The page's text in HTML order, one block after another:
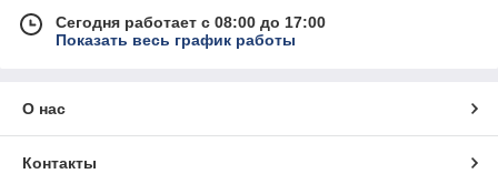
Сегодня работает с 08:00 до 17:00
Показать весь график работы
О нас
Контакты